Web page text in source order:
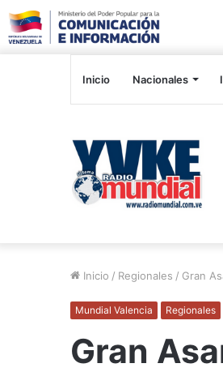
Inicio Nacionales
Inicio / Regionales / Gran
Mundial Valencia Regionales
Gran